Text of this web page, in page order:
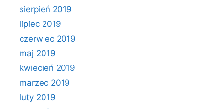
sierpień 2019
lipiec 2019
czerwiec 2019
maj 2019
kwiecień 2019
marzec 2019
luty 2019